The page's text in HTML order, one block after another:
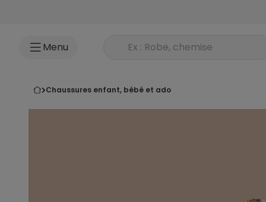
Menu Rechercher un produit
chaussures enfant, bébé et ado